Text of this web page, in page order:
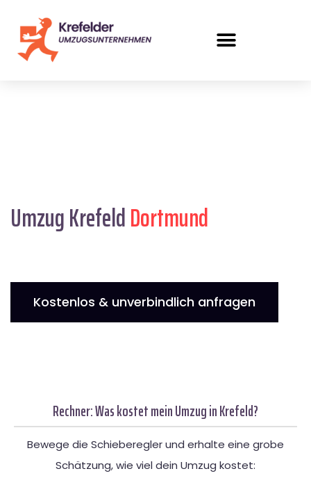
Umzug KrefeldDortmund
Kostenlos & unverbindlich anfragen
Rechner: Was kostet mein Umzug in Krefeld?
Bewege die Schieberegler und erhalte eine grobe
Schätzung, wie viel dein Umzug kostet: